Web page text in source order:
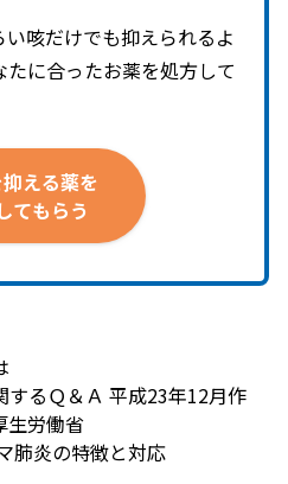
咳だけでも抑えられるよ
に合ったお薬を処方して
抑える薬を
てもらう
るＱ＆Ａ 平成23年12月作
生労働省
肺炎の特徴と対応